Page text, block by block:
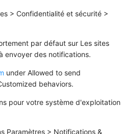
> Confidentialité et sécurité >
par défaut sur Les sites
envoyer des notifications.
under Allowed to send
behaviors.
pour votre système d'exploitation
Paramètres > Notifications &